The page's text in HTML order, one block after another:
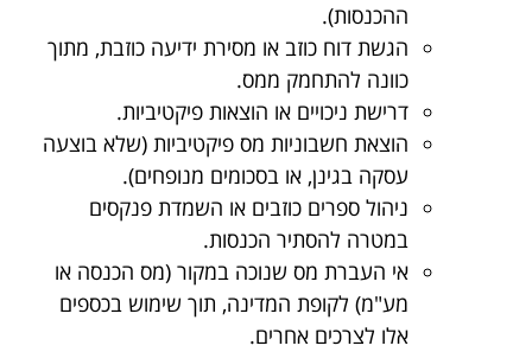
ההכנסות).
הגשת דוח כוזב או מסירת ידיעה כוזבת, מתוך
כוונה להתחמק ממס.
דרישת ניכויים או הוצאות פיקטיביות.
הוצאת חשבוניות מס פיקטיביות (שלא בוצעה
עסקה בגינן, או בסכומים מנופחים).
ניהול ספרים כוזבים או השמדת פנקסים
במטרה להסתיר הכנסות.
אי העברת מס שנוכה במקור (מס הכנסה או
מע"מ) לקופת המדינה, תוך שימוש בכספים
אלו לצרכים אחרים.